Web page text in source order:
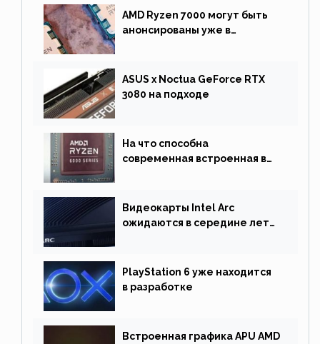
AMD Ryzen 7000 могут быть
анонсированы уже в
ASUS x Noctua GeForce RTX
3080 на подходе
На что способна
современная встроенная в
Видеокарты Intel Arc
ожидаются в середине лета.
PlayStation 6 уже находится
в разработке
Встроенная графика APU AMD